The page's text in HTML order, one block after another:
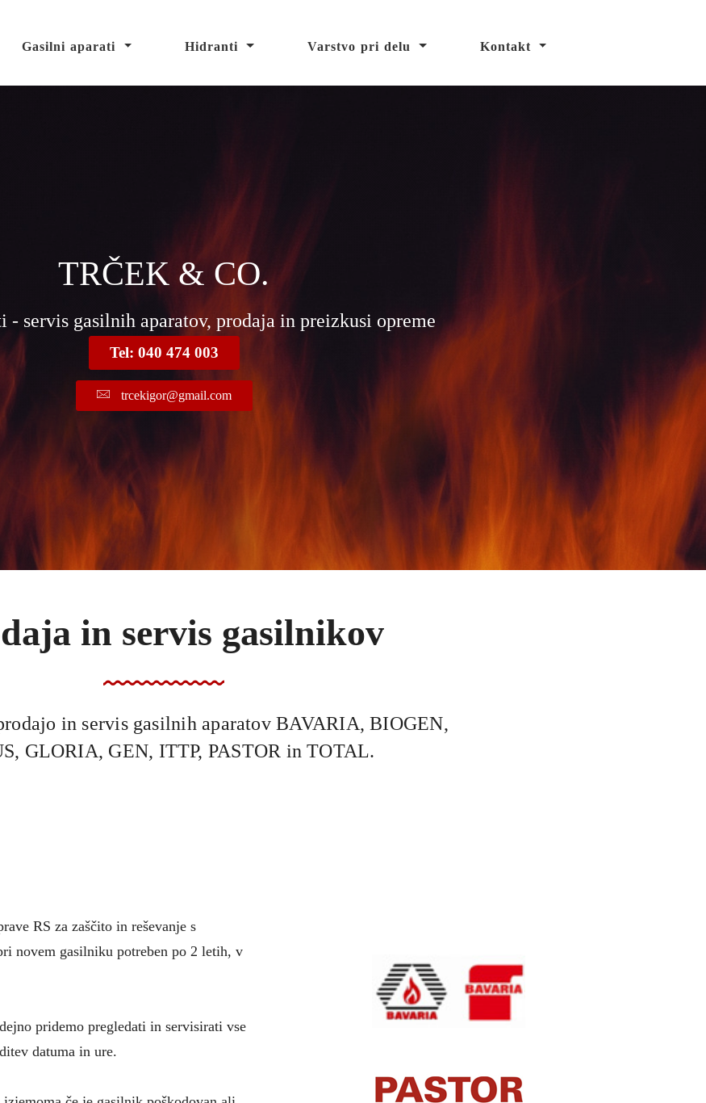
Gasilni aparati Hidranti Varstvo pri delu Kontakt
TRČEK & CO.
- servis gasilnih aparatov, prodaja in preizkusi opreme
Tel: 040 474 003
trcekigor@gmail.com
in servis gasilnikov
in servis gasilnih aparatov BAVARIA, BIOGEN,
GLORIA, GEN, ITTP, PASTOR in TOTAL.
RS za zaščito in reševanje s
novem gasilniku potreben po 2 letih, v
pridemo pregledati in servisirati vse
datuma in ure.